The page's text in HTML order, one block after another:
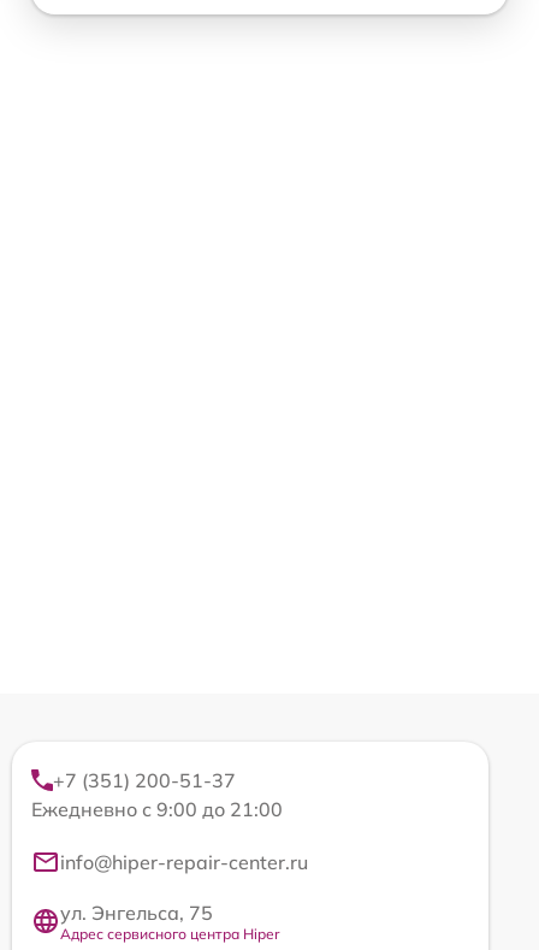
+7 (351) 200-51-37
Ежедневно с 9:00 до 21:00
info@hiper-repair-center.ru
ул. Энгельса, 75
Адрес сервисного центра Hiper